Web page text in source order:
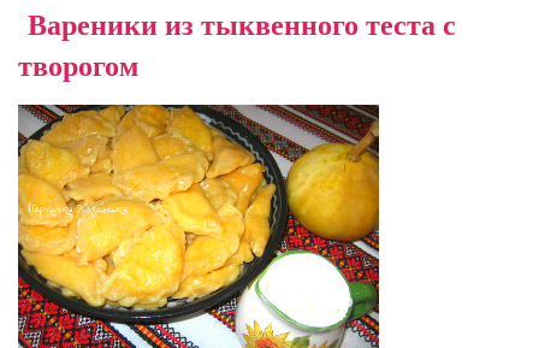
Вареники из тыквенного теста с
творогом